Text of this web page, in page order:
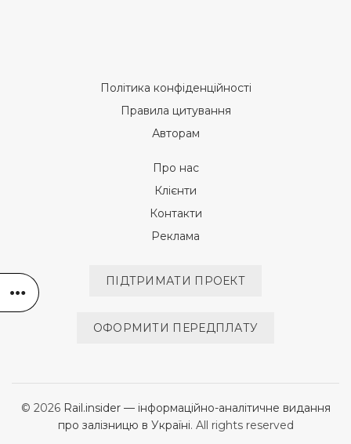
Політика конфіденційності
Правила цитування
Авторам
Про нас
Клієнти
Контакти
Реклама
ПІДТРИМАТИ ПРОЕКТ
ОФОРМИТИ ПЕРЕДПЛАТУ
© 2026 Rail.insider — інформаційно-аналітичне видання
про залізницю в Україні. All rights reserved